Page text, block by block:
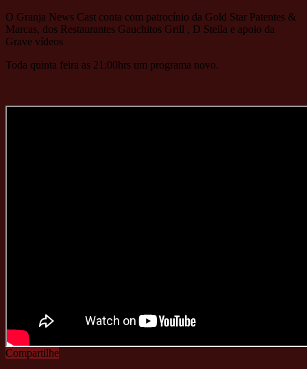
O Granja News Cast conta com patrocínio da Gold Star Patentes &
Marcas, dos Restaurantes Gauchitos Grill , D Stella e apoio da
Grave vídeos
Toda quinta feira as 21:00hrs um programa novo.
Compartilhe